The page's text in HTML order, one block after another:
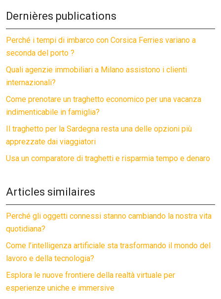
Dernières publications
Perché i tempi di imbarco con Corsica Ferries variano a
seconda del porto ?
Quali agenzie immobiliari a Milano assistono i clienti
internazionali?
Come prenotare un traghetto economico per una vacanza
indimenticabile in famiglia?
Il traghetto per la Sardegna resta una delle opzioni più
apprezzate dai viaggiatori
Usa un comparatore di traghetti e risparmia tempo e denaro
Articles similaires
Perché gli oggetti connessi stanno cambiando la nostra vita
quotidiana?
Come l’intelligenza artificiale sta trasformando il mondo del
lavoro e della tecnologia?
Esplora le nuove frontiere della realtà virtuale per
esperienze uniche e immersive